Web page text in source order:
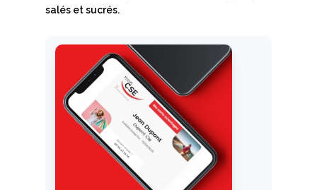
salés et sucrés.